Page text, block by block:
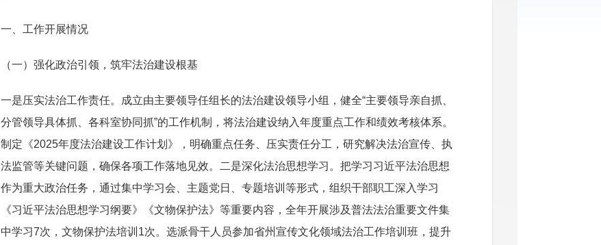
一、工作开展情况
（一）强化政治引领，筑牢法治建设根基
一是压实法治工作责任。成立由主要领导任组长的法治建设领导小组，健全“主要领导亲自抓、
分管领导具体抓、各科室协同抓”的工作机制，将法治建设纳入年度重点工作和绩效考核体系。
制定《2025年度法治建设工作计划》，明确重点任务、压实责任分工，研究解决法治宣传、执
法监管等关键问题，确保各项工作落地见效。
二是深化法治思想学习。把学习习近平法治思想
作为重大政治任务，通过集中学习会、主题党日、专题培训等形式，组织干部职工深入学习
《习近平法治思想学习纲要》《文物保护法》等重要内容，全年开展涉及普法法治重要文件集
中学习7次，文物保护法培训1次。选派骨干人员参加省州宣传文化领域法治工作培训班，提升